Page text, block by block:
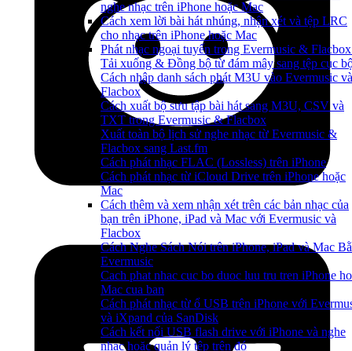
nghe nhạc trên iPhone hoặc Mac
Cách xem lời bài hát nhúng, nhận xét và tệp LRC
cho nhạc trên iPhone hoặc Mac
Phát nhạc ngoại tuyến trong Evermusic &
Tải xuống & Đồng bộ từ đám mây sang tệp cục
Cách nhập danh sách phát M3U vào Evermusic và
Flacbox
Cách xuất bộ sưu tập bài hát sang M3U, CSV và
TXT trong Evermusic & Flacbox
Xuất toàn bộ lịch sử nghe nhạc từ Evermusic &
Flacbox sang Last.fm
Cách phát nhạc FLAC (Lossless) trên iPhone
Cách phát nhạc từ iCloud Drive trên iPhone hoặc
Mac
Cách thêm và xem nhận xét trên các bản nhạc của
bạn trên iPhone, iPad và Mac với Evermusic và
Flacbox
Cách Nghe Sách Nói trên iPhone, iPad và Mac
Evermusic
Cach phat nhac cuc bo duoc luu tru tren iPhone
Mac cua ban
Cách phát nhạc từ ổ USB trên iPhone với
và iXpand của SanDisk
Cách kết nối USB flash drive với iPhone và nghe
nhạc hoặc quản lý tệp trên đó